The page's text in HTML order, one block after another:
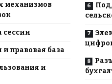
механизмов
сессии
правовая база
и